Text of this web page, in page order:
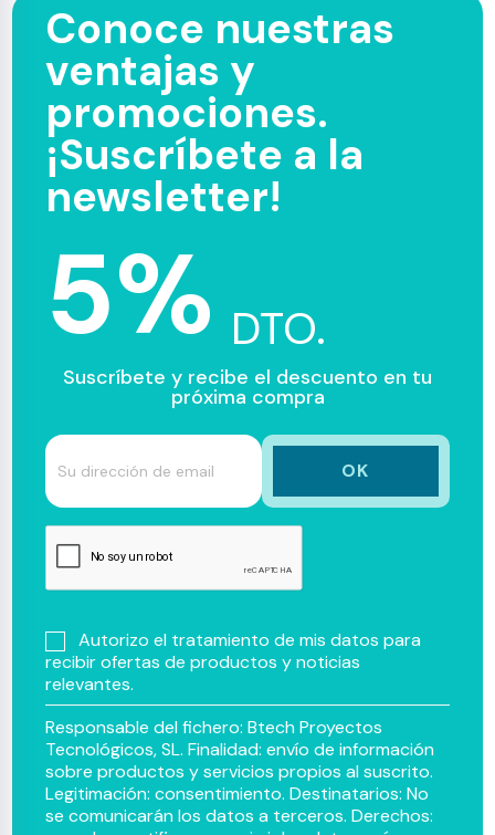
Conoce nuestras
ventajas y
promociones.
¡Suscríbete a la
newsletter!
5% DTO.
Suscríbete y recibe el descuento en tu
próxima compra
Autorizo el tratamiento de mis datos para
recibir ofertas de productos y noticias
relevantes.
Responsable del fichero: Btech Proyectos
Tecnológicos, SL. Finalidad: envío de información
sobre productos y servicios propios al suscrito.
Legitimación: consentimiento. Destinatarios: No
se comunicarán los datos a terceros. Derechos: